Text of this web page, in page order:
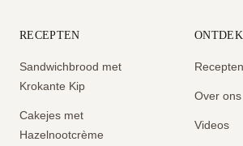
RECEPTEN
Sandwichbrood met
Krokante Kip
Cakejes met
Hazelnootcrème
Recepten
Over ons
Videos